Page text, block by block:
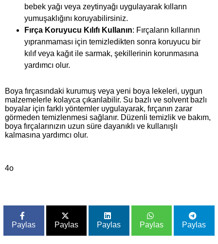
bebek yağı veya zeytinyağı uygulayarak kılların
yumuşaklığını koruyabilirsiniz.
Fırça Koruyucu Kılıfı Kullanın: Fırçaların kıllarının
yıpranmaması için temizledikten sonra koruyucu bir
kılıf veya kağıt ile sarmak, şekillerinin korunmasına
yardımcı olur.
Boya fırçasındaki kurumuş veya yeni boya lekeleri, uygun
malzemelerle kolayca çıkarılabilir. Su bazlı ve solvent bazlı
boyalar için farklı yöntemler uygulayarak, fırçanın zarar
görmeden temizlenmesi sağlanır. Düzenli temizlik ve bakım,
boya fırçalarınızın uzun süre dayanıklı ve kullanışlı
kalmasına yardımcı olur.
4o
Paylas Paylas Paylas Paylas Paylas